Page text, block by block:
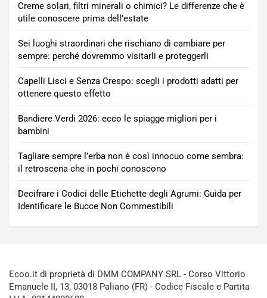
Creme solari, filtri minerali o chimici? Le differenze che è
utile conoscere prima dell’estate
Sei luoghi straordinari che rischiano di cambiare per
sempre: perché dovremmo visitarli e proteggerli
Capelli Lisci e Senza Crespo: scegli i prodotti adatti per
ottenere questo effetto
Bandiere Verdi 2026: ecco le spiagge migliori per i
bambini
Tagliare sempre l’erba non è così innocuo come sembra:
il retroscena che in pochi conoscono
Decifrare i Codici delle Etichette degli Agrumi: Guida per
Identificare le Bucce Non Commestibili
Ecoo.it di proprietà di DMM COMPANY SRL - Corso Vittorio
Emanuele II, 13, 03018 Paliano (FR) - Codice Fiscale e Partita